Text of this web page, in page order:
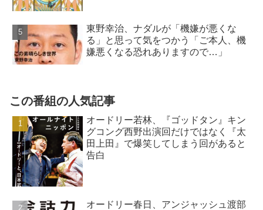
東野幸治、ナダルが「機嫌が悪くな
る」と思って気をつかう「ご本人、機
嫌悪くなる恐れありますので…」
この番組の人気記事
オードリー若林、『ゴッドタン』キン
グコング西野出演回だけではなく『太
田上田』で爆笑してしまう回があると
告白
オードリー春日、アンジャッシュ渡部